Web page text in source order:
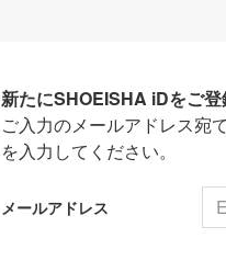
新たにSHOEISHA iDをご登
ご入力のメールアドレス宛
を入力してください。
メールアドレス